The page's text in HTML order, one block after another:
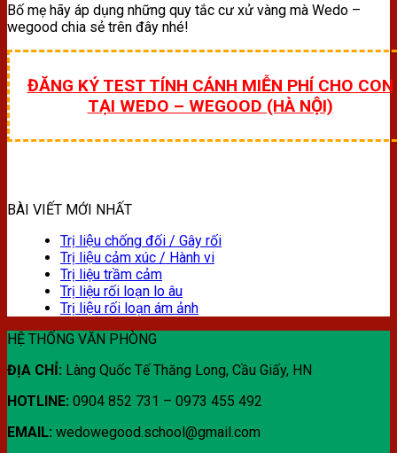
Bố mẹ hãy áp dụng những quy tắc cư xử vàng mà Wedo –
wegood chia sẻ trên đây nhé!
ĐĂNG KÝ TEST TÍNH CÁNH MIỄN PHÍ CHO CON
TẠI WEDO – WEGOOD (HÀ NỘI)
BÀI VIẾT MỚI NHẤT
Trị liệu chống đối / Gây rối
Trị liệu cảm xúc / Hành vi
Trị liệu trầm cảm
Trị liệu rối loạn lo âu
Trị liệu rối loạn ám ảnh
HỆ THỐNG VĂN PHÒNG
ĐỊA CHỈ: Làng Quốc Tế Thăng Long, Cầu Giấy, HN
HOTLINE: 0904 852 731 – 0973 455 492
EMAIL: wedowegood.school@gmail.com